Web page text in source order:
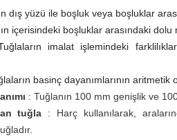
dış yüzü ile boşluk veya boşluklar
içerisindeki boşluklar arasındaki
imalat işlemindeki
basinç dayanımlarının aritmetik
: Tuğlanın 100 mm genişlik ve
tuğla : Harç kullanılarak,